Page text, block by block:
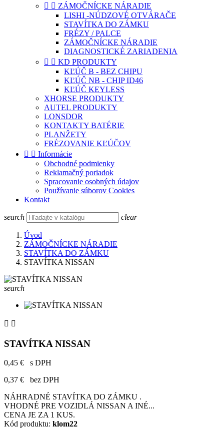
  ZÁMOČNÍCKE NÁRADIE
LISHI -NÚDZOVÉ OTVÁRAČE
STAVÍTKA DO ZÁMKU
FRÉZY / PALCE
ZÁMOČNÍCKE NÁRADIE
DIAGNOSTICKÉ ZARIADENIA
  KD PRODUKTY
KĽÚČ B - BEZ CHIPU
KĽÚČ NB - CHIP ID46
KĽÚČ KEYLESS
XHORSE PRODUKTY
AUTEL PRODUKTY
LONSDOR
KONTAKTY BATÉRIE
PLANŽETY
FRÉZOVANIE KĽÚČOV
  Informácie
Obchodné podmienky
Reklamačný poriadok
Spracovanie osobných údajov
Používanie súborov Cookies
Kontakt
search clear
Úvod
ZÁMOČNÍCKE NÁRADIE
STAVÍTKA DO ZÁMKU
STAVÍTKA NISSAN
search
 
STAVÍTKA NISSAN
0,45 €
s DPH
0,37 €
bez DPH
NÁHRADNÉ STAVÍTKA DO ZÁMKU .
VHODNÉ PRE VOZIDLÁ NISSAN A INÉ...
CENA JE ZA 1 KUS.
Kód produktu: klom22